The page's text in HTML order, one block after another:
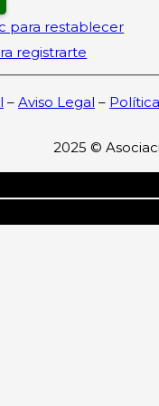
para restablecer
registrarte
– Aviso Legal –
2025 ©